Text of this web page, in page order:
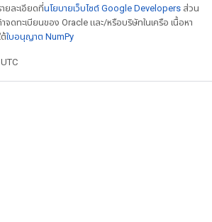
ยละเอียดที่นโยบายเว็บไซต์ Google Developers ส่วน
จดทะเบียนของ Oracle และ/หรือบริษัทในเครือ เนื้อหา
ใบอนุญาต NumPy